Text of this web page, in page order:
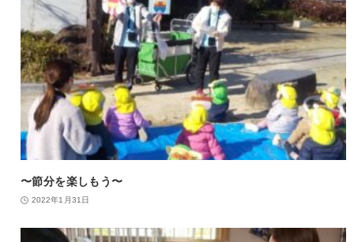
〜節分を楽しもう〜
2022年1月31日